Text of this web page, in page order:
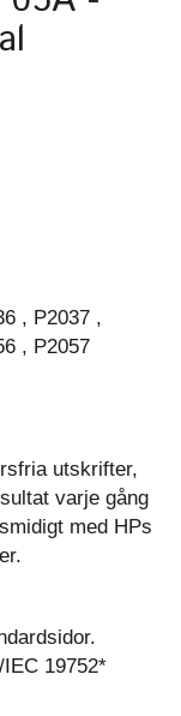
, P2037 ,
, P2057
utskrifter,
varje gång
med HPs
19752*